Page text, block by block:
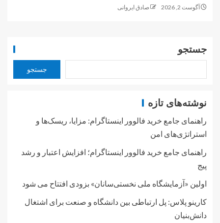
آگوست 2, 2026 صادق ایروانی
جستجو
جستجو
نوشته‌های تازه
راهنمای جامع خرید فالوور اینستاگرام: مزایا، ریسک‌ها و
استراتژی‌های امن
راهنمای جامع خرید فالوور اینستاگرام؛ افزایش اعتبار و رشد
پیج
اولین «آزمایشگاه ملی نخستی‌سانان» بزودی افتتاح می شود
کارینو پلاس: پل ارتباطی بین دانشگاه و صنعت برای اشتغال
دانش‌بنیان